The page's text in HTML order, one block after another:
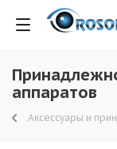
аппаратов
Аксессуары и